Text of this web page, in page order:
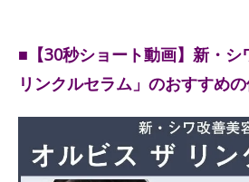
■【30秒ショート動画】新・シ
リンクルセラム」のおすすめ